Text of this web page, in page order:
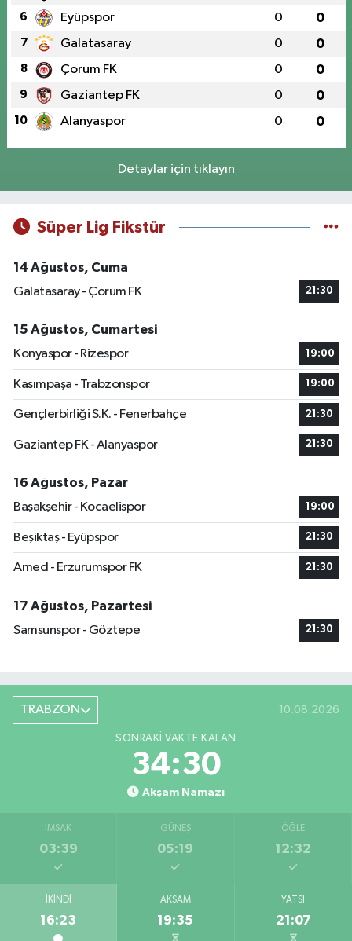
6 Eyüpspor 0 0
7 Galatasaray 0 0
8 Çorum FK 0 0
9 Gaziantep FK 0 0
10 Alanyaspor 0 0
Detaylar için tıklayın
Süper Lig Fikstür
14 Ağustos, Cuma
Galatasaray - Çorum FK
21:30
15 Ağustos, Cumartesi
Konyaspor - Rizespor
19:00
Kasımpaşa - Trabzonspor 19:00
Gençlerbirliği S.K. - Fenerbahçe 21:30
Gaziantep FK - Alanyaspor 21:30
16 Ağustos, Pazar
Başakşehir - Kocaelispor
19:00
Beşiktaş - Eyüpspor 21:30
Amed - Erzurumspor FK 21:30
17 Ağustos, Pazartesi
Samsunspor - Göztepe
21:30
TRABZON 10.08.2026
SONRAKI VAKTE KALAN
34:29
Akşam Namazı
İMSAK
03:39
GÜNEŞ
05:19
ÖĞLE
12:32
İKINDI
16:23
AKŞAM
19:35
YATSI
21:07